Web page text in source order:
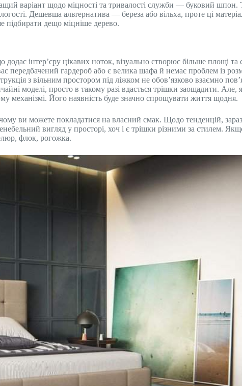
варіант щодо міцності та тривалості служби — буковий шпон.
Дешевша альтернатива — береза або вільха, проте ці
підбирати дещо міцніше дерево.
інтер’єру цікавих ноток, візуально створює більше площі
передбачений гардероб або є велика шафа й немає проблем із
з вільним простором під ліжком не обов’язково взаємно
моделі, просто в такому разі вдасться трішки заощадити. Але,
механізмі. Його наявність буде значно спрощувати життя щодня.
ви можете покладатися на власний смак. Щодо тенденцій,
вигляд у просторі, хоч і є трішки різними за стилем.
флок, рогожка.